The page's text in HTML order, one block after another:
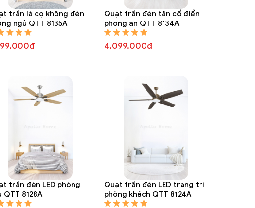
trần lá cọ không đèn
ngủ QTT 8135A
Quạt trần đèn tân cổ điển
phòng ăn QTT 8134A
4.099.000đ
trần đèn LED phòng
QTT 8128A
Quạt trần đèn LED trang trí
phòng khách QTT 8124A